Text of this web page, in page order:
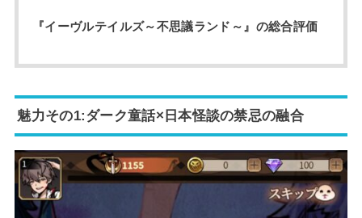
『イーヴルテイルズ～不思議ランド～』の総合評価
魅力その1:ダーク童話×日本怪談の禁忌の融合